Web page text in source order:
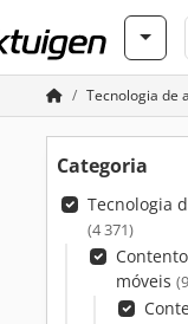
Tecnologia de
Categoria
Tecnologia
(4 371)
móveis